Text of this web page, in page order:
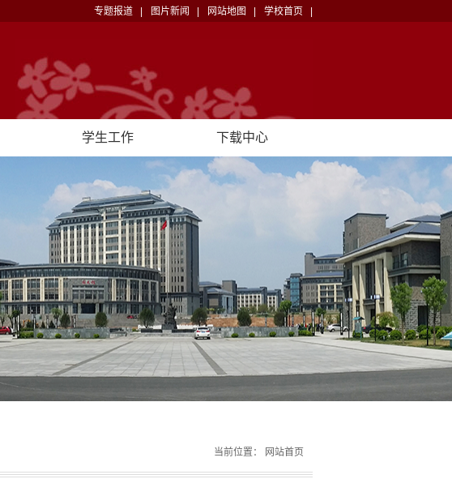
专题报道 | 图片新闻 | 网站地图 | 学校首页 |
学生工作 下载中心
当前位置： 网站首页